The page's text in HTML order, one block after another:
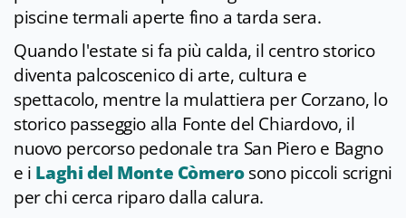
piscine termali aperte fino a tarda sera.
Quando l'estate si fa più calda, il centro storico
diventa palcoscenico di arte, cultura e
spettacolo, mentre la mulattiera per Corzano, lo
storico passeggio alla Fonte del Chiardovo, il
nuovo percorso pedonale tra San Piero e Bagno
e i Laghi del Monte Còmerosono piccoli scrigni
per chi cerca riparo dalla calura.